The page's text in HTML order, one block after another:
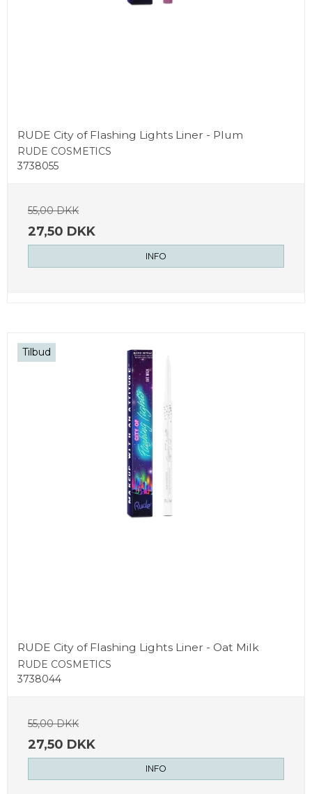
RUDE City of Flashing Lights Liner - Plum
RUDE COSMETICS
3738055
55,00 DKK
27,50 DKK
INFO
Tilbud
RUDE City of Flashing Lights Liner - Oat Milk
RUDE COSMETICS
3738044
55,00 DKK
27,50 DKK
INFO